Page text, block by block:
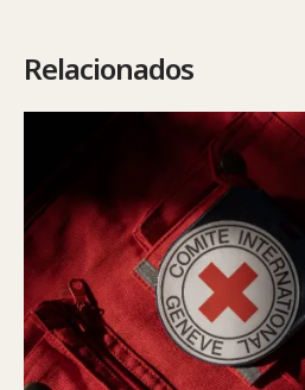
Relacionados